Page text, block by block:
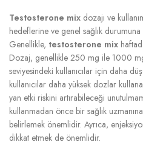
Testosterone mix dozajı ve
hedeflerine ve genel sağlık
Genellikle, testosterone mix
Dozaj, genellikle 250 mg ile 1000
seviyesindeki kullanıcılar için daha
kullanıcılar daha yüksek dozlar
yan etki riskini artırabileceği
kullanmadan önce bir sağlık
belirlemek önemlidir. Ayrıca,
dikkat etmek de önemlidir.